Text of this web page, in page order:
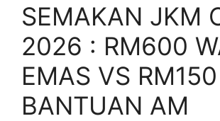
SEMAKAN JKM
2026 : RM600
EMAS VS RM150
BANTUAN AM